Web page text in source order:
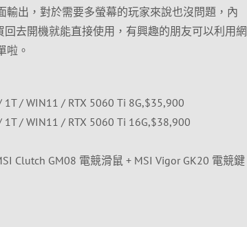
輸出，對於需要多螢幕的玩家來說也沒問題，內
去開機就能直接使用，有興趣的朋友可以利用網
啦。
/ WIN11 / RTX 5060 Ti 8G,$35,900
/ WIN11 / RTX 5060 Ti 16G,$38,900
Clutch GM08 電競滑鼠 + MSI Vigor GK20 電競鍵